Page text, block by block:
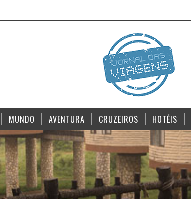
MUNDO AVENTURA CRUZEIROS HOTÉIS